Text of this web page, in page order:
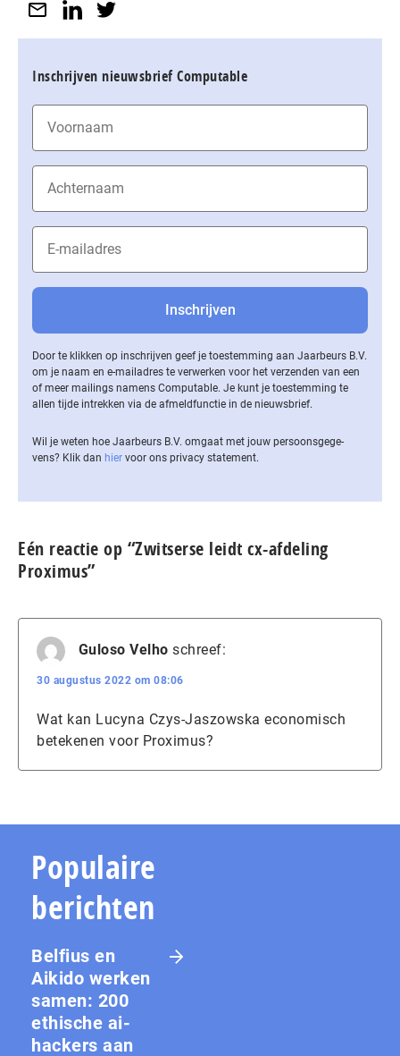
Inschrijven nieuwsbrief Computable
Door te klikken op inschrijven geef je toestemming aan Jaarbeurs B.V.
om je naam en e-mailadres te verwerken voor het verzenden van een
of meer mailings namens Computable. Je kunt je toestemming te
allen tijde intrekken via de af­meld­func­tie in de nieuwsbrief.
Wil je weten hoe Jaarbeurs B.V. omgaat met jouw per­soons­ge­ge­
vens? Klik dan hier voor ons privacy statement.
Eén reactie op “Zwitserse leidt cx-afdeling
Proximus”
Guloso Velho schreef:
30 augustus 2022 om 08:06
Wat kan Lucyna Czys-Jaszowska economisch
betekenen voor Proximus?
Populaire
berichten
Belfius en
Aikido werken
samen: 200
ethische ai-
hackers aan